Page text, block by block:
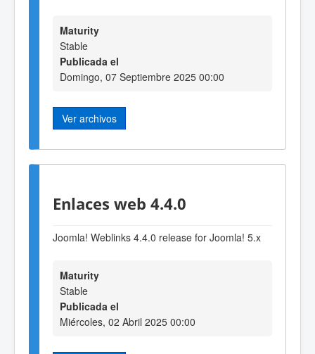
Maturity
Stable
Publicada el
Domingo, 07 Septiembre 2025 00:00
Ver archivos
Enlaces web 4.4.0
Joomla! Weblinks 4.4.0 release for Joomla! 5.x
Maturity
Stable
Publicada el
Miércoles, 02 Abril 2025 00:00